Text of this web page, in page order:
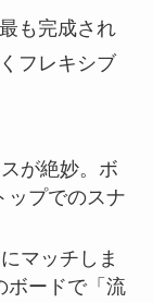
も完成され
フレキシブ
が絶妙。ボ
ップでのスナ
マッチしま
ボードで「流